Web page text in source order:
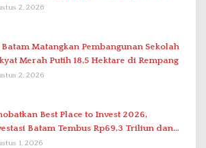
2, 2026
Batam Matangkan Pembangunan Sekolah
Merah Putih 18,5 Hektare di Rempang
2, 2026
Best Place to Invest 2026,
Batam Tembus Rp69,3 Triliun dan
Tumbuh 6,76 Persen
1, 2026